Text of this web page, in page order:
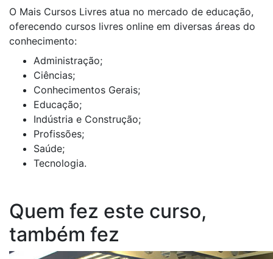
O Mais Cursos Livres atua no mercado de educação,
oferecendo cursos livres online em diversas áreas do
conhecimento:
Administração;
Ciências;
Conhecimentos Gerais;
Educação;
Indústria e Construção;
Profissões;
Saúde;
Tecnologia.
Quem fez este curso,
também fez